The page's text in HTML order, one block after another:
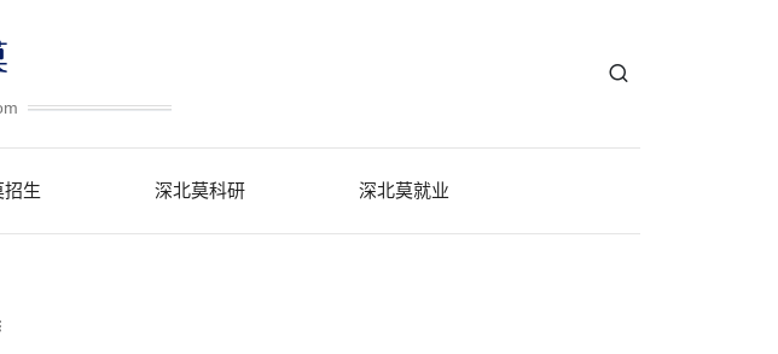
招生 深北莫科研 深北莫就业